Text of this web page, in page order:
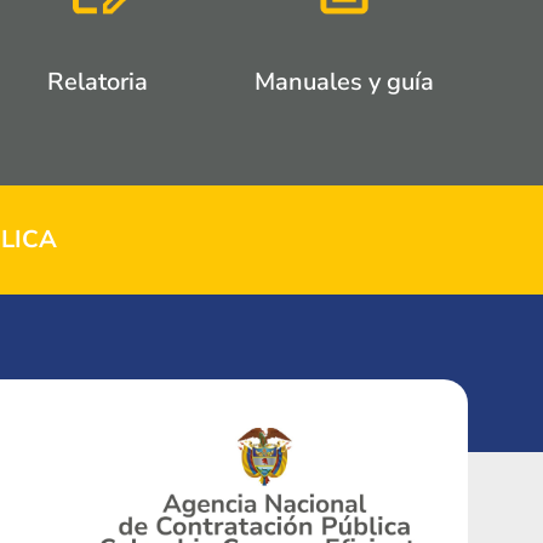
Relatoria Manuales y guía